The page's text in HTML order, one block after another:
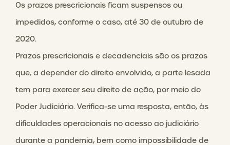
Os prazos prescricionais ficam suspensos ou
impedidos, conforme o caso, até 30 de outubro de
2020.
Prazos prescricionais e decadenciais são os prazos
que, a depender do direito envolvido, a parte lesada
tem para exercer seu direito de ação, por meio do
Poder Judiciário. Verifica-se uma resposta, então, às
dificuldades operacionais no acesso ao judiciário
durante a pandemia, bem como impossibilidade de